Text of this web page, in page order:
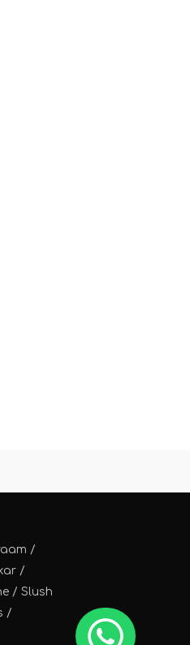
/
/
/Slush
/